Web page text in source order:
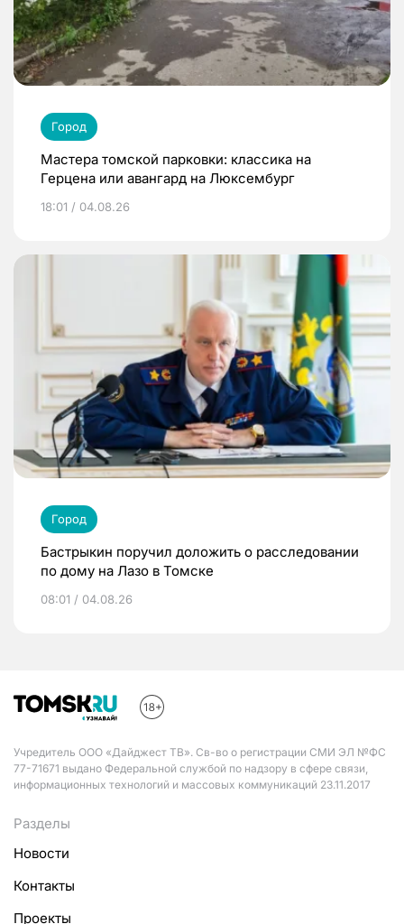
Город
Мастера томской парковки: классика на
Герцена или авангард на Люксембург
18:01 / 04.08.26
Город
Бастрыкин поручил доложить о расследовании
по дому на Лазо в Томске
08:01 / 04.08.26
Учредитель ООО «Дайджест ТВ». Св-во о регистрации СМИ ЭЛ №ФС
77-71671 выдано Федеральной службой по надзору в сфере связи,
информационных технологий и массовых коммуникаций 23.11.2017
Разделы
Новости
Контакты
Проекты